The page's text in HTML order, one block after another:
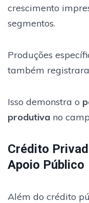
crescimento
segmentos.
Produções
também
Isso demonstra o
produtiva no
Crédito
Apoio Público
Além do crédito